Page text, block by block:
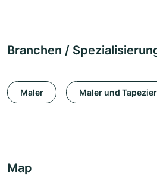
Branchen /
Maler Maler und
Map